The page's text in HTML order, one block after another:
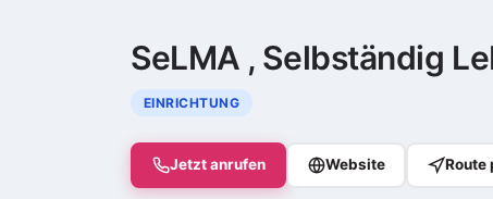
SeLMA , Selbständig
EINRICHTUNG
Jetzt anrufen Website Route